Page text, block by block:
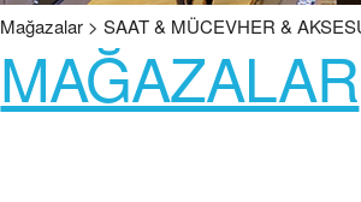
Mağazalar > SAAT & MÜCEVHER &
MAĞAZALAR